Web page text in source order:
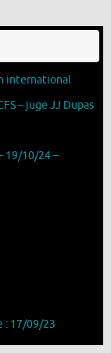
international
– juge JJ Dupas
19/10/24 –
: 17/09/23